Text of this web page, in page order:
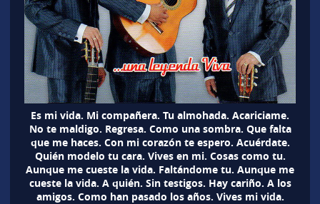
Es mi vida. Mi compañera. Tu almohada. Acariciame.
No te maldigo. Regresa. Como una sombra. Que falta
que me haces. Con mi corazón te espero. Acuérdate.
Quién modelo tu cara. Vives en mi. Cosas como tu.
Aunque me cueste la vida. Faltándome tu. Aunque me
cueste la vida. A quién. Sin testigos. Hay cariño. A los
amigos. Como han pasado los años. Vives mi vida.